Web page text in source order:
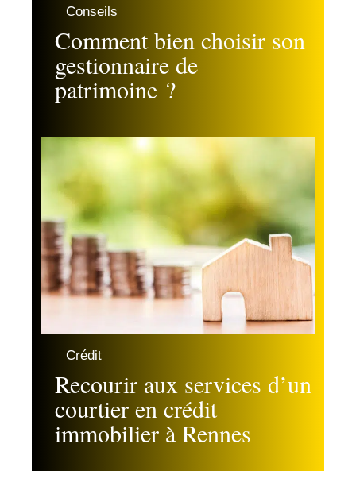
Conseils
Comment bien choisir son
gestionnaire de
patrimoine ?
Crédit
Recourir aux services d’un
courtier en crédit
immobilier à Rennes